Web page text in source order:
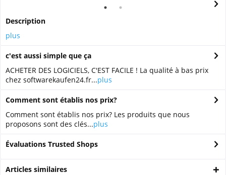
Description
plus
c'est aussi simple que ça
ACHETER DES LOGICIELS, C'EST FACILE ! La qualité à bas prix
chez softwarekaufen24.fr...plus
Comment sont établis nos prix?
Comment sont établis nos prix? Les produits que nous
proposons sont des clés...plus
Évaluations Trusted Shops
Articles similaires